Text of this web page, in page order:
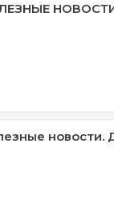
новости.